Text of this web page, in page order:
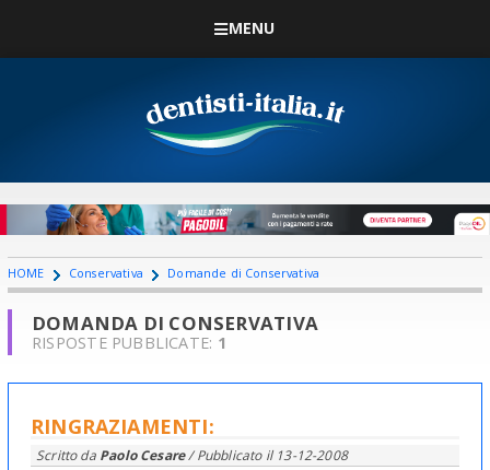
MENU
HOME Conservativa Domande di Conservativa
DOMANDA DI CONSERVATIVA
RISPOSTE PUBBLICATE: 1
RINGRAZIAMENTI:
Scritto da Paolo Cesare/ Pubblicato il 13-12-2008